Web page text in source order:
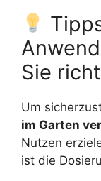
Sie
Um
im Garten
Nutzen
ist die